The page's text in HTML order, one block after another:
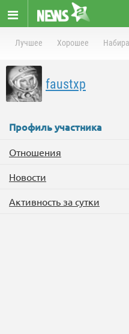
Лучшее Хорошее
faustxp
Профиль участника
Отношения
Новости
Активность за сутки